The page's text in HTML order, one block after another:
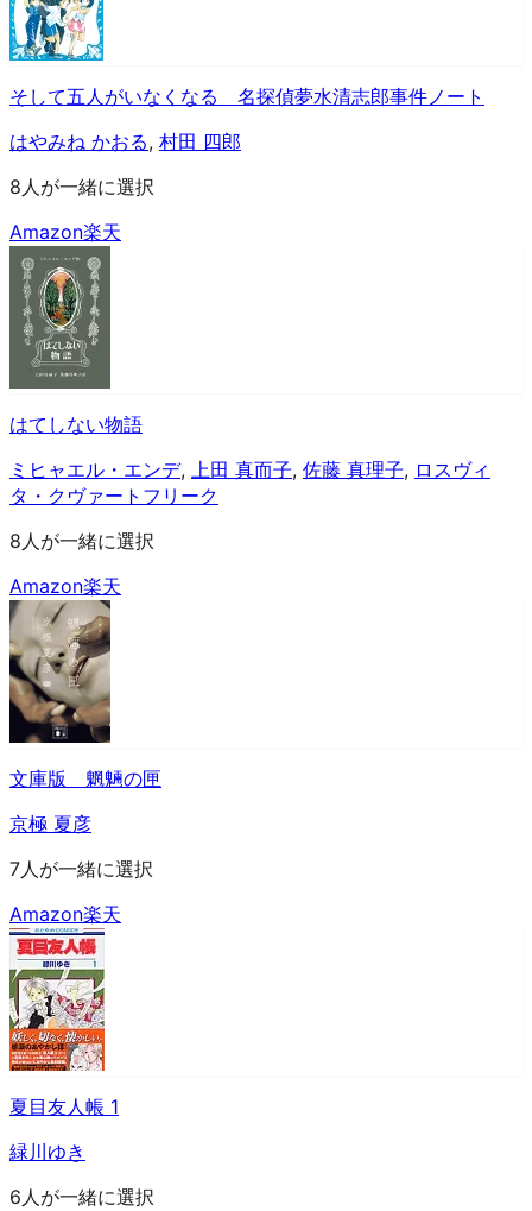
そして五人がいなくなる 名探偵夢水清志郎事件ノート
はやみね かおる, 村田 四郎
8人が一緒に選択
Amazon楽天
はてしない物語
ミヒャエル・エンデ, 上田 真而子, 佐藤 真理子, ロスヴィ
タ・クヴァートフリーク
8人が一緒に選択
Amazon楽天
文庫版 魍魎の匣
京極 夏彦
7人が一緒に選択
Amazon楽天
夏目友人帳 1
緑川ゆき
6人が一緒に選択